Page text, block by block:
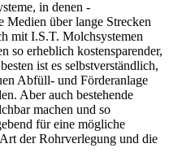
in denen -
Medien über lange Strecken
mit I.S.T. Molchsystemen
so erheblich kostensparender,
ist es selbstverständlich,
Abfüll- und Förderanlage
Aber auch bestehende
machen und so
für eine mögliche
der Rohrverlegung und die